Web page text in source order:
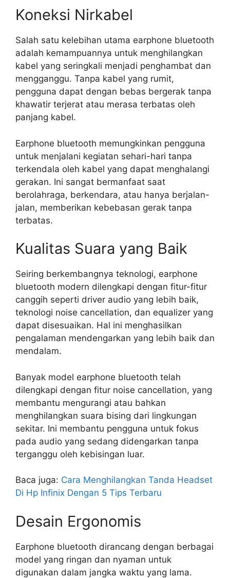
Koneksi Nirkabel
Salah satu kelebihan utama earphone bluetooth
adalah kemampuannya untuk menghilangkan
kabel yang seringkali menjadi penghambat dan
mengganggu. Tanpa kabel yang rumit,
pengguna dapat dengan bebas bergerak tanpa
khawatir terjerat atau merasa terbatas oleh
panjang kabel.
Earphone bluetooth memungkinkan pengguna
untuk menjalani kegiatan sehari-hari tanpa
terkendala oleh kabel yang dapat menghalangi
gerakan. Ini sangat bermanfaat saat
berolahraga, berkendara, atau hanya berjalan-
jalan, memberikan kebebasan gerak tanpa
terbatas.
Kualitas Suara yang Baik
Seiring berkembangnya teknologi, earphone
bluetooth modern dilengkapi dengan fitur-fitur
canggih seperti driver audio yang lebih baik,
teknologi noise cancellation, dan equalizer yang
dapat disesuaikan. Hal ini menghasilkan
pengalaman mendengarkan yang lebih baik dan
mendalam.
Banyak model earphone bluetooth telah
dilengkapi dengan fitur noise cancellation, yang
membantu mengurangi atau bahkan
menghilangkan suara bising dari lingkungan
sekitar. Ini membantu pengguna untuk fokus
pada audio yang sedang didengarkan tanpa
terganggu oleh kebisingan luar.
Baca juga: Cara Menghilangkan Tanda Headset
Di Hp Infinix Dengan 5 Tips Terbaru
Desain Ergonomis
Earphone bluetooth dirancang dengan berbagai
model yang ringan dan nyaman untuk
digunakan dalam jangka waktu yang lama.